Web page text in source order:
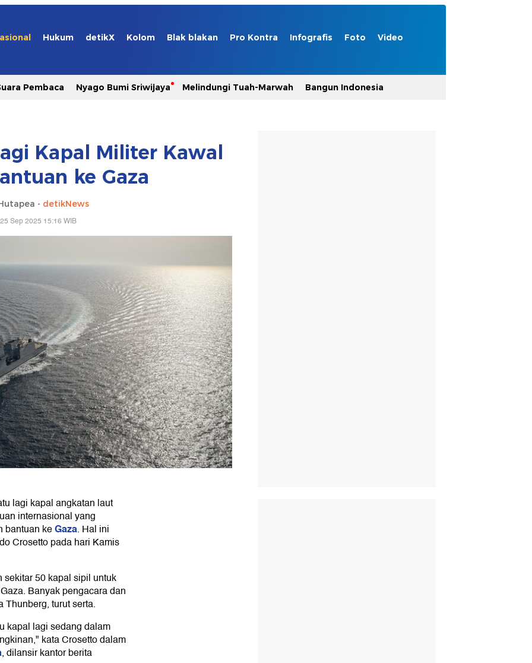
Hukum detikX Kolom Blak blakan Pro Kontra Infografis Foto Video
Pembaca Nyago Bumi Sriwijaya Melindungi Tuah-Marwah Bangun Indonesia
Kapal Militer Kawal
ke Gaza
- detikNews
Sep 2025 15:16 WIB
lagi kapal angkatan laut
internasional yang
bantuan keGaza. Hal ini
Crosetto pada hari Kamis
50 kapal sipil untuk
Banyak pengacara dan
turut serta.
kapal lagi sedang dalam
kata Crosetto dalam
, dilansir kantor berita